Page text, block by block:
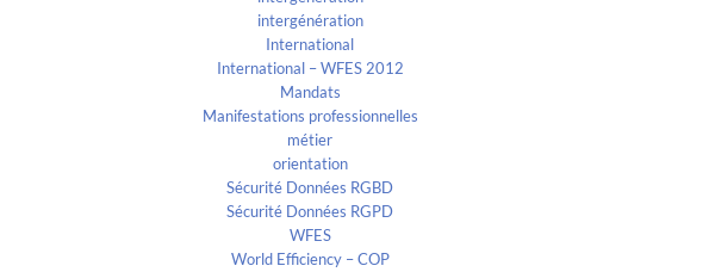
intergénération
International
International – WFES 2012
Mandats
Manifestations professionnelles
métier
orientation
Sécurité Données RGBD
Sécurité Données RGPD
WFES
World Efficiency – COP